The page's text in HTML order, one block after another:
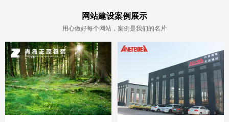
网站建设案例展示
用心做好每个网站，案例是我们的名片